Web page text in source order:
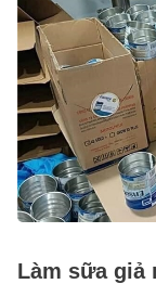
Làm sữa giả